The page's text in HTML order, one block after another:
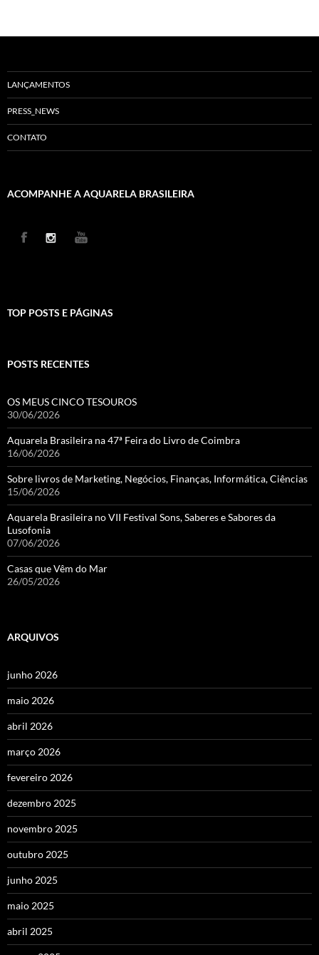
LANÇAMENTOS
PRESS_NEWS
CONTATO
ACOMPANHE A AQUARELA BRASILEIRA
TOP POSTS E PÁGINAS
POSTS RECENTES
OS MEUS CINCO TESOUROS
30/06/2026
Aquarela Brasileira na 47ª Feira do Livro de Coimbra
16/06/2026
Sobre livros de Marketing, Negócios, Finanças, Informática, Ciências
15/06/2026
Aquarela Brasileira no VII Festival Sons, Saberes e Sabores da
Lusofonia
07/06/2026
Casas que Vêm do Mar
26/05/2026
ARQUIVOS
junho 2026
maio 2026
abril 2026
março 2026
fevereiro 2026
dezembro 2025
novembro 2025
outubro 2025
junho 2025
maio 2025
abril 2025